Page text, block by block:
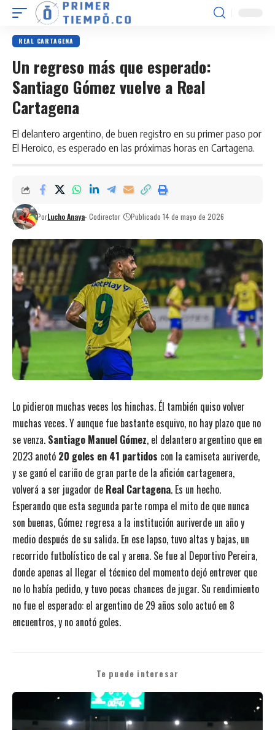
REAL CARTAGENA
Un regreso más que esperado:
Santiago Gómez vuelve a Real
Cartagena
El delantero argentino, de buen registro en su primer paso por
El Heroico, es esperado en las próximas horas en Cartagena.
PorLucho Anaya- Codirector Publicado 14 de mayo de 2026
Lo pidieron muchas veces los hinchas. Él también quiso volver
muchas veces. Y aunque fue bastante esquivo, no hay plazo que no
se venza. Santiago Manuel Gómez, el delantero argentino que en
2023 anotó 20 goles en 41 partidos con la camiseta auriverde,
y se ganó el cariño de gran parte de la afición cartagenera,
volverá a ser jugador de Real Cartagena. Es un hecho.
Esperando que esta segunda parte rompa el mito de que nunca
son buenas, Gómez regresa a la institución auriverde un año y
medio después de su salida. En ese lapso, tuvo altas y bajas, un
recorrido futbolístico de cal y arena. Se fue al Deportivo Pereira,
donde apenas al llegar el técnico del momento dejó entrever que
no lo había pedido, y tuvo pocas chances de jugar. Su rendimiento
no fue el esperado: el argentino de 29 años solo actuó en 8
encuentros, y no anotó goles.
Te puede interesar